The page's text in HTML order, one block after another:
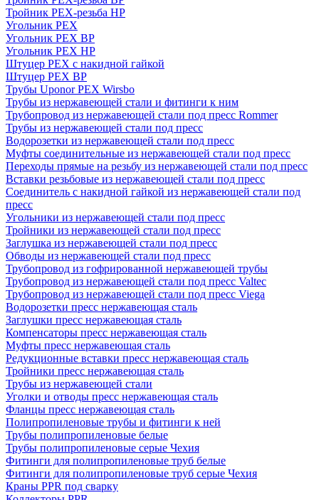
Тройник PEX-резьба НР
Угольник PEX
Угольник PEX ВР
Угольник PEX НР
Штуцер PEX c накидной гайкой
Штуцер PEX ВР
Трубы Uponor PEX Wirsbo
Трубы из нержавеющей стали и фитинги к ним
Трубопровод из нержавеющей стали под пресс Rommer
Трубы из нержавеющей стали под пресс
Водорозетки из нержавеющей стали под пресс
Муфты соединительные из нержавеющей стали под пресс
Переходы прямые на резьбу из нержавеющей стали под пресс
Вставки резьбовые из нержавеющей стали под пресс
Соединитель с накидной гайкой из нержавеющей стали под
пресс
Угольники из нержавеющей стали под пресс
Тройники из нержавеющей стали под пресс
Заглушка из нержавеющей стали под пресс
Обводы из нержавеющей стали под пресс
Трубопровод из гофрированной нержавеющей трубы
Трубопровод из нержавеющей стали под пресс Valtec
Трубопровод из нержавеющей стали под пресс Viega
Водорозетки пресс нержавеющая сталь
Заглушки пресс нержавеющая сталь
Компенсаторы пресс нержавеющая сталь
Муфты пресс нержавеющая сталь
Редукционные вставки пресс нержавеющая сталь
Тройники пресс нержавеющая сталь
Трубы из нержавеющей стали
Уголки и отводы пресс нержавеющая сталь
Фланцы пресс нержавеющая сталь
Полипропиленовые трубы и фитинги к ней
Трубы полипропиленовые белые
Трубы полипропиленовые серые Чехия
Фитинги для полипропиленовые труб белые
Фитинги для полипропиленовые труб серые Чехия
Краны PPR под сварку